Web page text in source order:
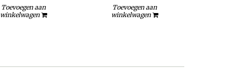
Toevoegen aan
winkelwagen
Toevoegen aan
winkelwagen